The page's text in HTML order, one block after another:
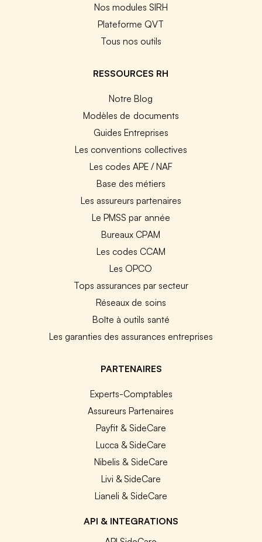
Nos modules SIRH
Plateforme QVT
Tous nos outils
RESSOURCES RH
Notre Blog
Modèles de documents
Guides Entreprises
Les conventions collectives
Les codes APE / NAF
Base des métiers
Les assureurs partenaires
Le PMSS par année
Bureaux CPAM
Les codes CCAM
Les OPCO
Tops assurances par secteur
Réseaux de soins
Boîte à outils santé
Les garanties des assurances entreprises
PARTENAIRES
Experts-Comptables
Assureurs Partenaires
Payfit & SideCare
Lucca & SideCare
Nibelis & SideCare
Livi & SideCare
Lianeli & SideCare
API & INTEGRATIONS